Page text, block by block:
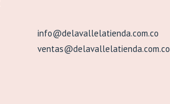
info@delavallelatienda.com.co
ventas@delavallelatienda.com.co